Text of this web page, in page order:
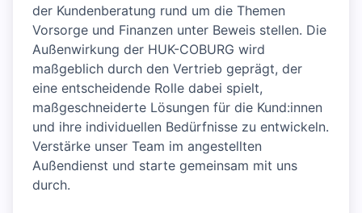
der Kundenberatung rund um die Themen
Vorsorge und Finanzen unter Beweis stellen. Die
Außenwirkung der HUK-COBURG wird
maßgeblich durch den Vertrieb geprägt, der
eine entscheidende Rolle dabei spielt,
maßgeschneiderte Lösungen für die Kund:innen
und ihre individuellen Bedürfnisse zu entwickeln.
Verstärke unser Team im angestellten
Außendienst und starte gemeinsam mit uns
durch.